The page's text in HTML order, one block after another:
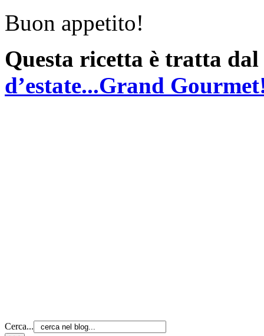
Buon appetito!
Questa ricetta è tratta
d’estate...Grand
Cerca...